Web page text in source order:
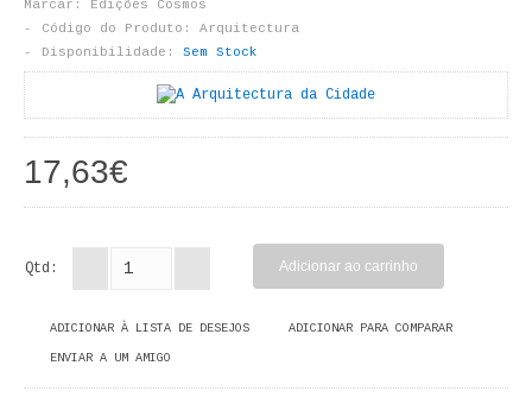
LIVROS DE PINTAR
INFANTO - JUVENIL
ANTROPOLOGIA E SOCIOLOGIA
COLEÇÃO RAÍZES
ARQUITECTURA
Marcar:
Edições Cosmos
Código do Produto:
Arquitectura
Disponibilidade:
Sem Stock
17,63€
Qtd:
ADICIONAR À LISTA DE DESEJOS ADICIONAR PARA COMPARAR
ENVIAR A UM AMIGO